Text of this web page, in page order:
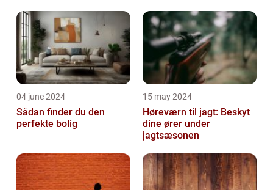
04 june 2024
Sådan finder du den
perfekte bolig
15 may 2024
Høreværn til jagt: Beskyt
dine ører under
jagtsæsonen